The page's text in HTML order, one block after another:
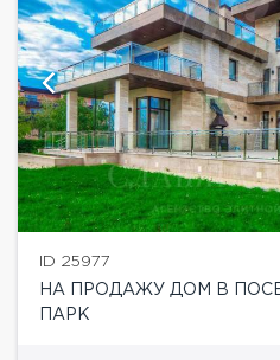
ID 25977
НА ПРОДАЖУ ДОМ В
ПАРК